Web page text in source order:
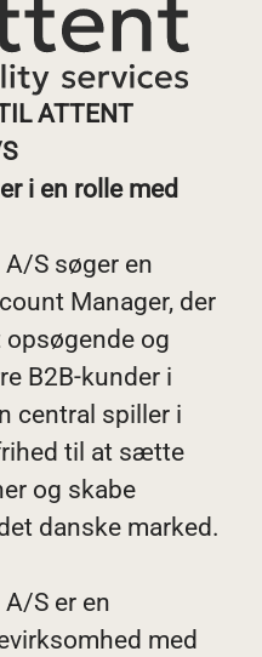
ATTENT
i en rolle med
S søger en
Manager, der
opsøgende og
B2B-kunder i
central spiller i
til at sætte
og skabe
danske marked.
S er en
med